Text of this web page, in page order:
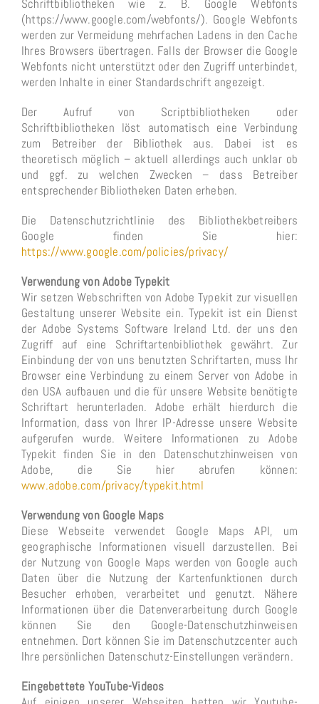
Schriftbibliotheken wie z. B. Google Webfonts
(https://www.google.com/webfonts/). Google Webfonts
werden zur Vermeidung mehrfachen Ladens in den Cache
Ihres Browsers übertragen. Falls der Browser die Google
Webfonts nicht unterstützt oder den Zugriff unterbindet,
werden Inhalte in einer Standardschrift angezeigt.
Der Aufruf von Scriptbibliotheken oder
Schriftbibliotheken löst automatisch eine Verbindung
zum Betreiber der Bibliothek aus. Dabei ist es
theoretisch möglich – aktuell allerdings auch unklar ob
und ggf. zu welchen Zwecken – dass Betreiber
entsprechender Bibliotheken Daten erheben.
Die Datenschutzrichtlinie des Bibliothekbetreibers
Google finden Sie hier:
https://www.google.com/policies/privacy/
Verwendung von Adobe Typekit
Wir setzen Webschriften von Adobe Typekit zur visuellen
Gestaltung unserer Website ein. Typekit ist ein Dienst
der Adobe Systems Software Ireland Ltd. der uns den
Zugriff auf eine Schriftartenbibliothek gewährt. Zur
Einbindung der von uns benutzten Schriftarten, muss Ihr
Browser eine Verbindung zu einem Server von Adobe in
den USA aufbauen und die für unsere Website benötigte
Schriftart herunterladen. Adobe erhält hierdurch die
Information, dass von Ihrer IP-Adresse unsere Website
aufgerufen wurde. Weitere Informationen zu Adobe
Typekit finden Sie in den Datenschutzhinweisen von
Adobe, die Sie hier abrufen können:
www.adobe.com/privacy/typekit.html
Verwendung von Google Maps
Diese Webseite verwendet Google Maps API, um
geographische Informationen visuell darzustellen. Bei
der Nutzung von Google Maps werden von Google auch
Daten über die Nutzung der Kartenfunktionen durch
Besucher erhoben, verarbeitet und genutzt. Nähere
Informationen über die Datenverarbeitung durch Google
können Sie den Google-Datenschutzhinweisen
entnehmen. Dort können Sie im Datenschutzcenter auch
Ihre persönlichen Datenschutz-Einstellungen verändern.
Eingebettete YouTube-Videos